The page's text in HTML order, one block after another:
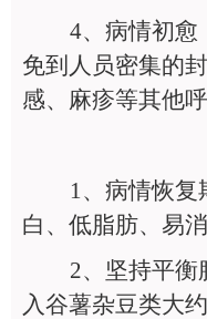
4、病情初愈
免到人员密集的
感、麻疹等其他
1、病情恢复
白、低脂肪、易消
2、坚持平衡
入谷薯杂豆类大